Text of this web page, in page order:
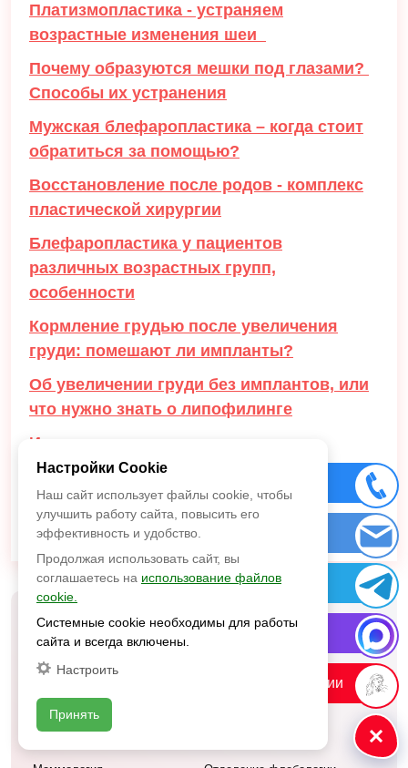
Платизмопластика - устраняем
возрастные изменения шеи
Почему образуются мешки под глазами?
Способы их устранения
Мужская блефаропластика – когда стоит
обратиться за помощью?
Восстановление после родов - комплекс
пластической хирургии
Блефаропластика у пациентов
различных возрастных групп,
особенности
Кормление грудью после увеличения
груди: помешают ли импланты?
Об увеличении груди без имплантов, или
что нужно знать о липофилинге
Интимная пластика – прихоть или
необходимость?
Самые распространенные мифы и
заблуждения о маммопластике
Услуги
Дерматология
Telegram
MAX
Сайт косметологии
Настройки Cookie
Наш сайт использует файлы cookie, чтобы
улучшить работу сайта, повысить его
эффективность и удобство.
Продолжая использовать сайт, вы
соглашаетесь на использование файлов
cookie.
Системные cookie необходимы для работы
сайта и всегда включены.
Настроить
Принять